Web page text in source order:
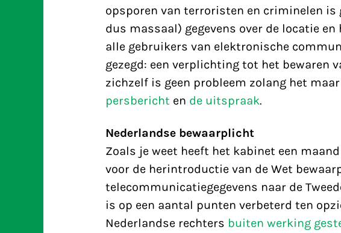
opsporen van terroristen en criminelen
dus massaal) gegevens over de locatie
alle gebruikers van elektronische
gezegd: een verplichting tot het bewaren
zichzelf is geen probleem zolang het
persbericht en de uitspraak.
Nederlandse bewaarplicht
Zoals je weet heeft het kabinet een
voor de herintroductie van de Wet
telecommunicatiegegevens naar de
is op een aantal punten verbeterd ten
Nederlandse rechters buiten werking